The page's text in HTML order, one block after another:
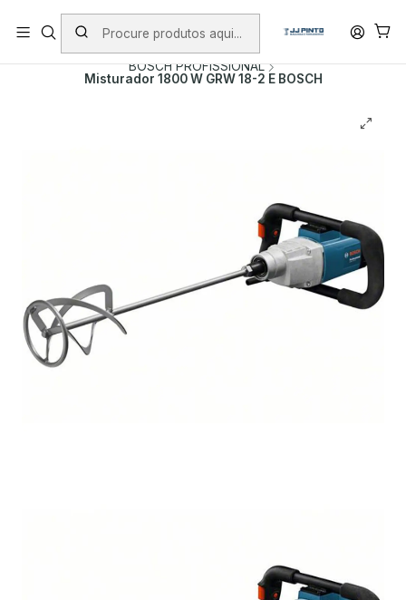
PORTES INCLUÍDOS EM ENCOMENDAS +75€ (excepto ilhas)
Início PRODUTOS
FERRAMENTAS COM FIO
BOSCH PROFISSIONAL
Misturador 1800 W GRW 18-2 E BOSCH